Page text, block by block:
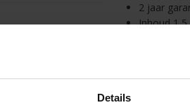
Details
2 jaar
Inhoud